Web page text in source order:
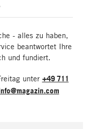
- alles zu haben,
beantwortet Ihre
und fundiert.
unter +49 711